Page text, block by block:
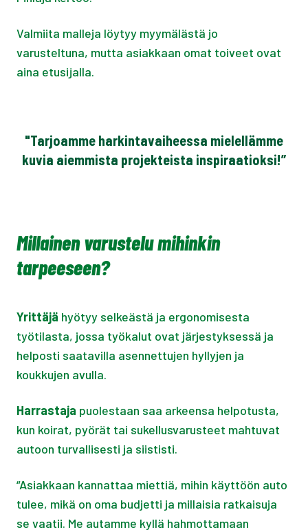
Valmiita malleja löytyy myymälästä jo
varusteltuna, mutta asiakkaan omat toiveet ovat
aina etusijalla.
"Tarjoamme harkintavaiheessa mielellämme
kuvia aiemmista projekteista inspiraatioksi!”
Millainen varustelu mihinkin
tarpeeseen?
Yrittäjä hyötyy selkeästä ja ergonomisesta
työtilasta, jossa työkalut ovat järjestyksessä ja
helposti saatavilla asennettujen hyllyjen ja
koukkujen avulla.
Harrastaja puolestaan saa arkeensa helpotusta,
kun koirat, pyörät tai sukellusvarusteet mahtuvat
autoon turvallisesti ja siististi.
“Asiakkaan kannattaa miettiä, mihin käyttöön auto
tulee, mikä on oma budjetti ja millaisia ratkaisuja
se vaatii. Me autamme kyllä hahmottamaan